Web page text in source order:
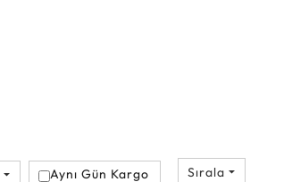
Sırala
Aynı Gün Kargo